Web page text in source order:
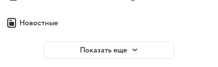
Новостные
Показать еще